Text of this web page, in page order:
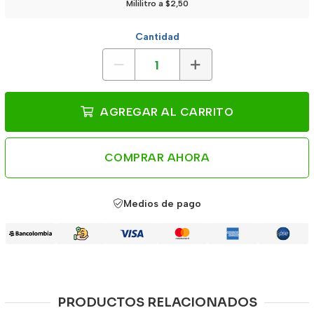
Mililitro a $2,50
Cantidad
AGREGAR AL CARRITO
COMPRAR AHORA
Medios de pago
PRODUCTOS RELACIONADOS